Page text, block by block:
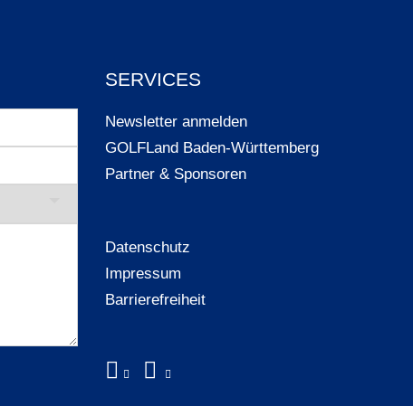
SERVICES
Newsletter anmelden
GOLFLand Baden-Württemberg
Partner & Sponsoren
Datenschutz
Impressum
Barrierefreiheit